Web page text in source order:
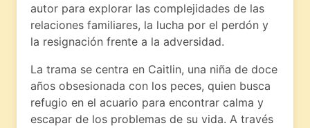
autor para explorar las complejidades de las
relaciones familiares, la lucha por el perdón y
la resignación frente a la adversidad.
La trama se centra en Caitlin, una niña de doce
años obsesionada con los peces, quien busca
refugio en el acuario para encontrar calma y
escapar de los problemas de su vida. A través